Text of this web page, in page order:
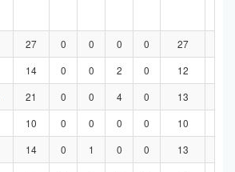
27 0 0 0 0 27
14 0 0 2 0 12
21 0 0 4 0 13
10 0 0 0 0 10
14 0 1 0 0 13